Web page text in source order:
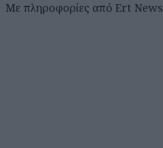
Με πληροφορίες από Ert News